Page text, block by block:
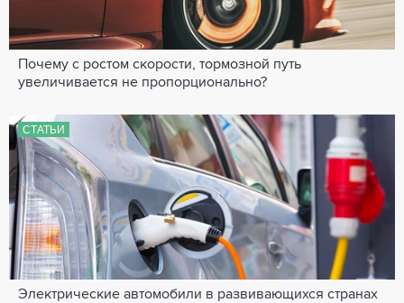
Почему с ростом скорости, тормозной путь
увеличивается не пропорционально?
СТАТЬИ
Электрические автомобили в развивающихся странах